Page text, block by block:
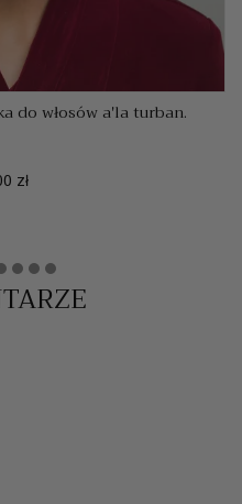
do włosów a'la turban.
zł